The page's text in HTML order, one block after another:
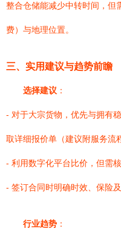
整合仓储能减少中转时间，但
费）与地理位置。
三、实用建议与趋势前瞻
选择建议 ：
- 对于大宗货物，优先与拥有
取详细报价单（建议附服务流
- 利用数字化平台比价，但需核
- 签订合同时明确时效、保险
行业趋势 ：